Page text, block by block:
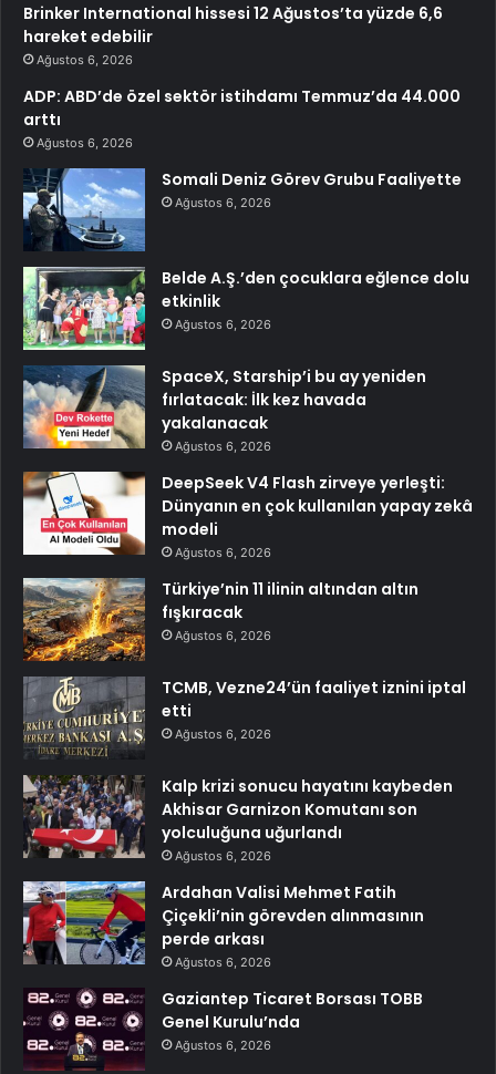
Brinker International hissesi 12 Ağustos’ta yüzde 6,6
hareket edebilir
Ağustos 6, 2026
ADP: ABD’de özel sektör istihdamı Temmuz’da 44.000
arttı
Ağustos 6, 2026
Somali Deniz Görev Grubu Faaliyette
Ağustos 6, 2026
Belde A.Ş.’den çocuklara eğlence dolu
etkinlik
Ağustos 6, 2026
SpaceX, Starship’i bu ay yeniden
fırlatacak: İlk kez havada
yakalanacak
Ağustos 6, 2026
DeepSeek V4 Flash zirveye yerleşti:
Dünyanın en çok kullanılan yapay zekâ
modeli
Ağustos 6, 2026
Türkiye’nin 11 ilinin altından altın
fışkıracak
Ağustos 6, 2026
TCMB, Vezne24’ün faaliyet iznini iptal
etti
Ağustos 6, 2026
Kalp krizi sonucu hayatını kaybeden
Akhisar Garnizon Komutanı son
yolculuğuna uğurlandı
Ağustos 6, 2026
Ardahan Valisi Mehmet Fatih
Çiçekli’nin görevden alınmasının
perde arkası
Ağustos 6, 2026
Gaziantep Ticaret Borsası TOBB
Genel Kurulu’nda
Ağustos 6, 2026